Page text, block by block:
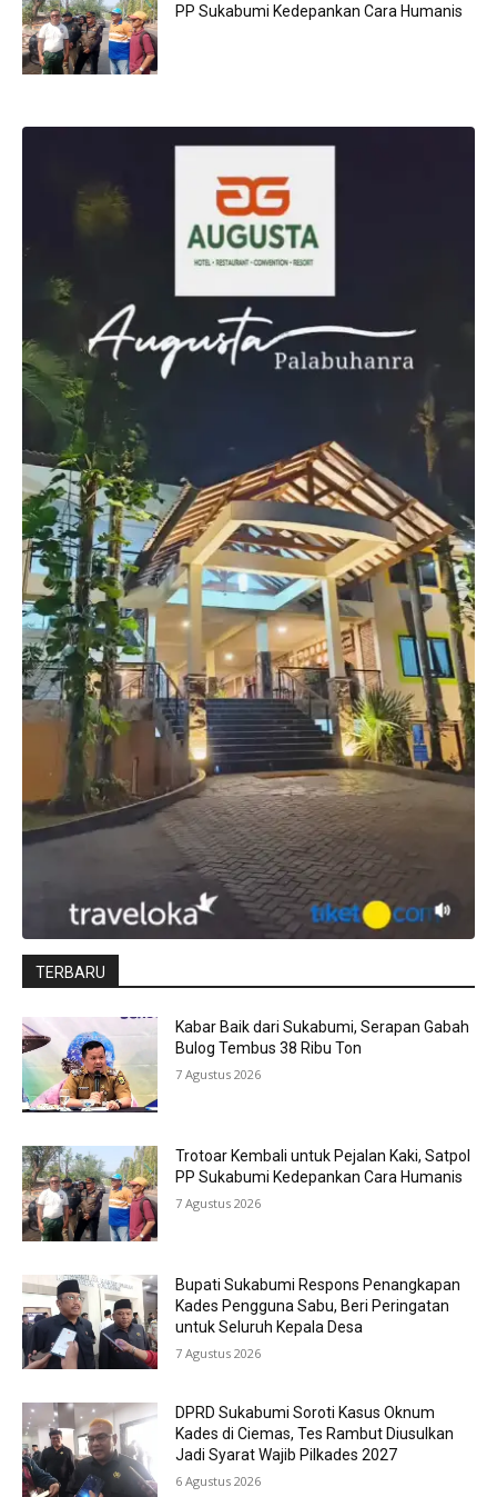
PP Sukabumi Kedepankan Cara Humanis
TERBARU
Kabar Baik dari Sukabumi, Serapan Gabah
Bulog Tembus 38 Ribu Ton
7 Agustus 2026
Trotoar Kembali untuk Pejalan Kaki, Satpol
PP Sukabumi Kedepankan Cara Humanis
7 Agustus 2026
Bupati Sukabumi Respons Penangkapan
Kades Pengguna Sabu, Beri Peringatan
untuk Seluruh Kepala Desa
7 Agustus 2026
DPRD Sukabumi Soroti Kasus Oknum
Kades di Ciemas, Tes Rambut Diusulkan
Jadi Syarat Wajib Pilkades 2027
6 Agustus 2026